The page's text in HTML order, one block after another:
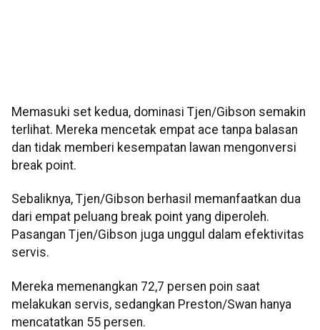
Memasuki set kedua, dominasi Tjen/Gibson semakin
terlihat. Mereka mencetak empat ace tanpa balasan
dan tidak memberi kesempatan lawan mengonversi
break point.
Sebaliknya, Tjen/Gibson berhasil memanfaatkan dua
dari empat peluang break point yang diperoleh.
Pasangan Tjen/Gibson juga unggul dalam efektivitas
servis.
Mereka memenangkan 72,7 persen poin saat
melakukan servis, sedangkan Preston/Swan hanya
mencatatkan 55 persen.